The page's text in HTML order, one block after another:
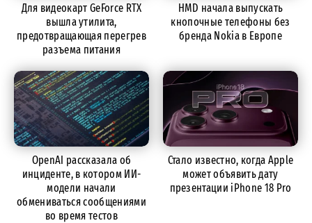
Для видеокарт GeForce RTX
вышла утилита,
предотвращающая перегрев
разъема питания
HMD начала выпускать
кнопочные телефоны без
бренда Nokia в Европе
OpenAI рассказала об
инциденте, в котором ИИ-
модели начали
обмениваться сообщениями
во время тестов
Стало известно, когда Apple
может объявить дату
презентации iPhone 18 Pro